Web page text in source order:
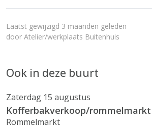
Laatst gewijzigd 3 maanden geleden
door Atelier/werkplaats Buitenhuis
Ook in deze buurt
Zaterdag 15 augustus
Kofferbakverkoop/
Rommelmarkt